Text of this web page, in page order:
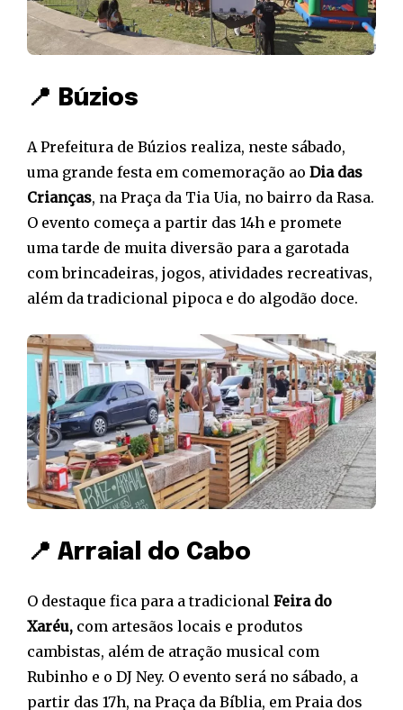
📍 Búzios
A Prefeitura de Búzios realiza, neste sábado,
uma grande festa em comemoração ao Dia das
Crianças, na Praça da Tia Uia, no bairro da Rasa.
O evento começa a partir das 14h e promete
uma tarde de muita diversão para a garotada
com brincadeiras, jogos, atividades recreativas,
além da tradicional pipoca e do algodão doce.
📍 Arraial do Cabo
O destaque fica para a tradicional Feira do
Xaréu, com artesãos locais e produtos
cambistas, além de atração musical com
Rubinho e o DJ Ney. O evento será no sábado, a
partir das 17h, na Praça da Bíblia, em Praia dos